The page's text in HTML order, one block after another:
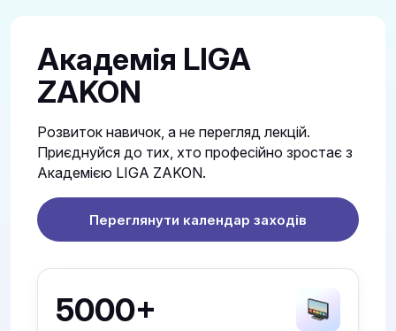
Академія LIGA
ZAKON
Розвиток навичок, а не перегляд лекцій.
Приєднуйся до тих, хто професійно зростає з
Академією LIGA ZAKON.
Переглянути календар заходів
5000+